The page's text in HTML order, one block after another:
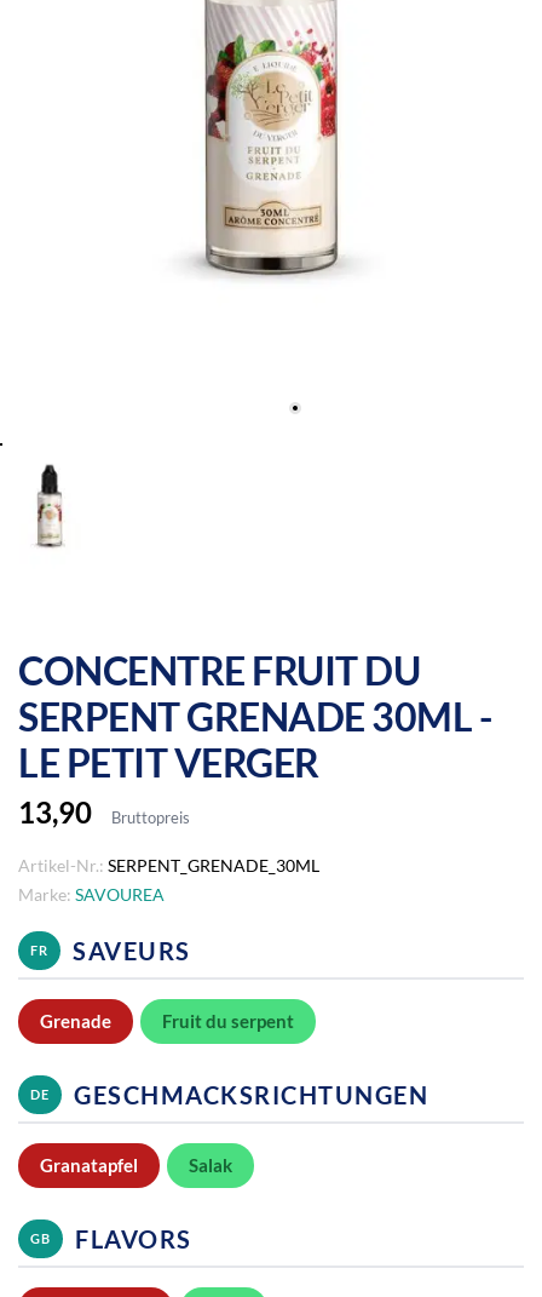
CONCENTRE FRUIT DU
SERPENT GRENADE 30ML -
LE PETIT VERGER
13,90 Bruttopreis
Artikel-Nr.: SERPENT_GRENADE_30ML
Marke: SAVOUREA
FR SAVEURS
Grenade Fruit du serpent
DE GESCHMACKSRICHTUNGEN
Granatapfel Salak
GB FLAVORS